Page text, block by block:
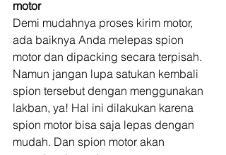
motor
Demi mudahnya proses kirim motor,
ada baiknya Anda melepas spion
motor dan dipacking secara terpisah.
Namun jangan lupa satukan kembali
spion tersebut dengan menggunakan
lakban, ya! Hal ini dilakukan karena
spion motor bisa saja lepas dengan
mudah. Dan spion motor akan